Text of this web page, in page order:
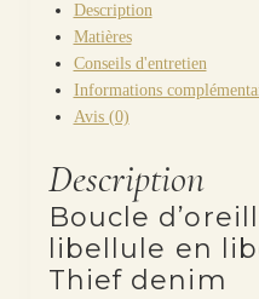
Description
Matières
Conseils d'entretien
Informations
Avis (0)
Description
Boucle
libellule en
Thief denim